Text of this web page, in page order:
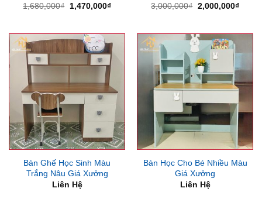
1,680,000₫
Giá
1,470,000₫Giá
1,470,000₫.
3,000,000₫ Giá
2,000,000₫Giá
Bàn Ghế Học Sinh Màu
Trắng Nâu Giá Xưởng
Liên Hệ
Bàn Học Cho Bé Nhiều Màu
Giá Xưởng
Liên Hệ